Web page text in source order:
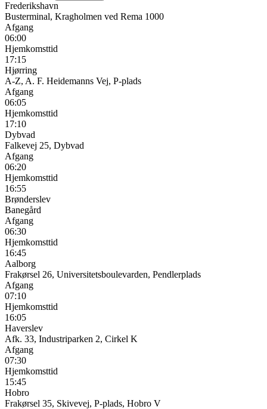
Frederikshavn
Busterminal, Kragholmen ved Rema 1000
Afgang
06:00
Hjemkomsttid
17:15
Hjørring
A-Z, A. F. Heidemanns Vej, P-plads
Afgang
06:05
Hjemkomsttid
17:10
Dybvad
Falkevej 25, Dybvad
Afgang
06:20
Hjemkomsttid
16:55
Brønderslev
Banegård
Afgang
06:30
Hjemkomsttid
16:45
Aalborg
Frakørsel 26, Universitetsboulevarden, Pendlerplads
Afgang
07:10
Hjemkomsttid
16:05
Haverslev
Afk. 33, Industriparken 2, Cirkel K
Afgang
07:30
Hjemkomsttid
15:45
Hobro
Frakørsel 35, Skivevej, P-plads, Hobro V